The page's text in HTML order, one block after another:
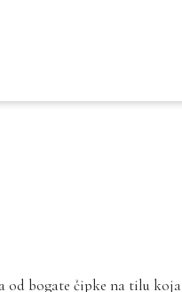
bogate čipke na tilu